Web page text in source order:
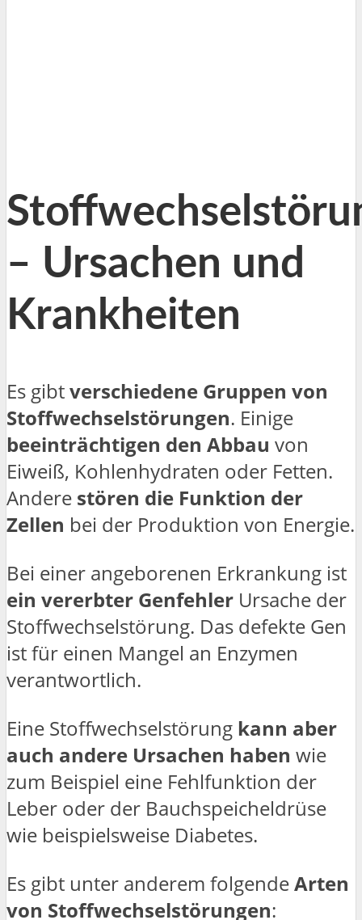
– Ursachen und
Krankheiten
Es gibtverschiedene Gruppen von
Stoffwechselstörungen. Einige
beeinträchtigen den Abbau von
Eiweiß, Kohlenhydraten oder Fetten.
Andere stören die Funktion der
Zellen bei der Produktion von Energie.
Bei einer angeborenen Erkrankung ist
ein vererbter Genfehler Ursache der
Stoffwechselstörung. Das defekte Gen
ist für einen Mangel an Enzymen
verantwortlich.
Eine Stoffwechselstörung kann aber
auch andere Ursachen haben wie
zum Beispiel eine Fehlfunktion der
Leber oder der Bauchspeicheldrüse
wie beispielsweise Diabetes.
Es gibt unter anderem folgendeArten
von Stoffwechselstörungen: